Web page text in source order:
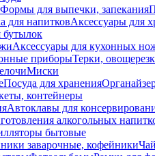
Формы для выпечки, запекания
для напитковАксессуары для
Аксессуары для кухонных
приборыТерки,
Миски
Посуда для хранения
контейнеры
Автоклавы для
алкогольных
бытовые
заварочные, кофейники